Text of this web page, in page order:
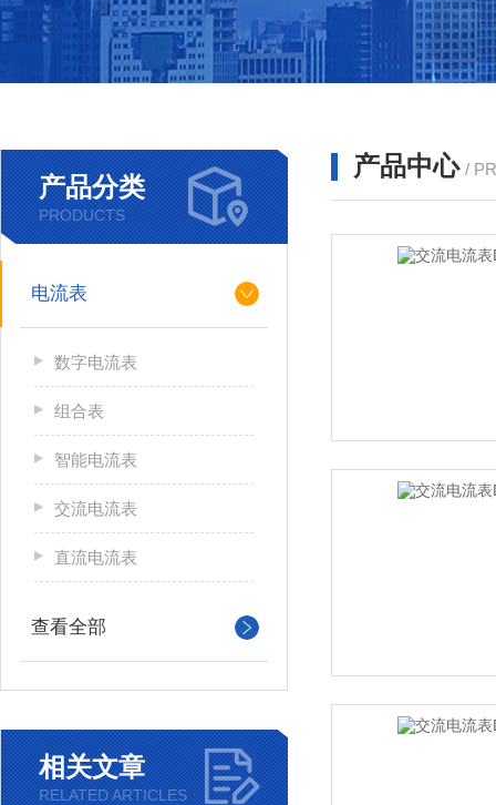
产品分类
PRODUCTS
电流表
数字电流表
组合表
智能电流表
交流电流表
直流电流表
查看全部
相关文章
RELATED ARTICLES
产品中心 /